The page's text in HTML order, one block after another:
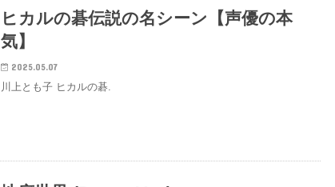
ヒカルの碁伝説の名シーン【声優の本
気】
2025.05.07
川上とも子 ヒカルの碁.